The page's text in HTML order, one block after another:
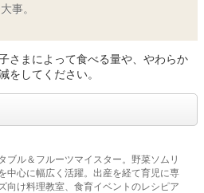
大事。
さまによって食べる量や、やわらか
をしてください。
ブル＆フルーツマイスター。野菜ソムリ
中心に幅広く活躍。出産を経て育児に専
向け料理教室、食育イベントのレシピア